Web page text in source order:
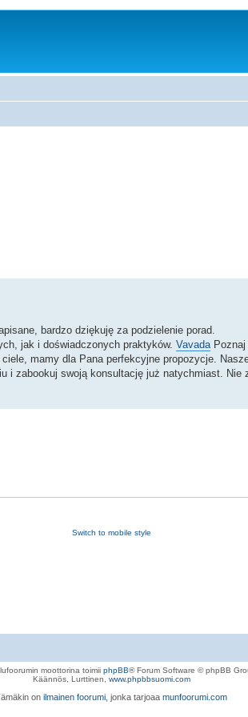
bardzo dziękuję za podzielenie porad.
jak i doświadczonych praktyków. Vavada
mamy dla Pana perfekcyjne propozycje.
i zabookuj swoją konsultację już natychmiast. Nie
Switch to mobile style
moottorina toimii phpBB® Forum Software © phpBB
Käännös, Lurttinen, www.phpbbsuomi.com
on ilmainen foorumi , jonka tarjoaa munfoorumi.com